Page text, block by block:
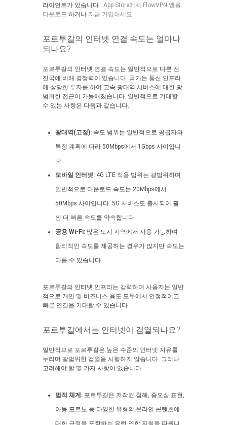
라이언트가 있습니다 . App Store에서 FlowVPN 앱을
다운로드 하거나 지금 가입하세요 .
포르투갈의 인터넷 연결 속도는 얼마나
되나요?
포르투갈의 인터넷 연결 속도는 일반적으로 다른 선
진국에 비해 경쟁력이 있습니다. 국가는 통신 인프라
에 상당한 투자를 하여 고속 광대역 서비스에 대한 광
범위한 접근이 가능해졌습니다. 일반적으로 기대할
수 있는 사항은 다음과 같습니다.
광대역(고정): 속도 범위는 일반적으로 공급자와
특정 계획에 따라 50Mbps에서 1Gbps 사이입니
다.
모바일 인터넷: 4G LTE 적용 범위는 광범위하며
일반적으로 다운로드 속도는 20Mbps에서
50Mbps 사이입니다. 5G 서비스도 출시되어 훨
씬 더 빠른 속도를 약속합니다.
공용 Wi-Fi: 많은 도시 지역에서 사용 가능하며
합리적인 속도를 제공하는 경우가 많지만 속도는
다를 수 있습니다.
포르투갈의 인터넷 인프라는 강력하며 사용자는 일반
적으로 개인 및 비즈니스 용도 모두에서 안정적이고
빠른 연결을 기대할 수 있습니다.
포르투갈에서는 인터넷이 검열되나요?
일반적으로 포르투갈은 높은 수준의 인터넷 자유를
누리며 광범위한 검열을 시행하지 않습니다. 그러나
고려해야 할 몇 가지 사항이 있습니다.
법적 체계: 포르투갈은 저작권 침해, 증오심 표현,
아동 포르노 등 다양한 유형의 온라인 콘텐츠에
대한 규정을 포함하는 유럽 연합 지침을 따릅니